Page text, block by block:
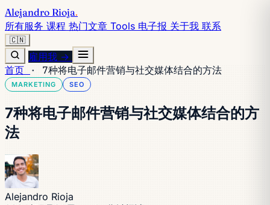
Alejandro Rioja.
所有服务 课程 热门文章 Tools 电子报 关于我 联系
🇨🇳
雇用我 →
首页 · 7种将电子邮件营销与社交媒体结合的方法
MARKETING SEO
7种将电子邮件营销与社交媒体结合的方
法
Alejandro Rioja